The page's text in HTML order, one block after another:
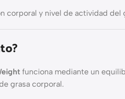
corporal y nivel de actividad del
funciona mediante un
grasa corporal.